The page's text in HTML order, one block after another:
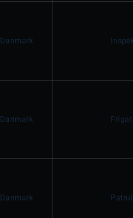
Danmark
Danmark Frigat
Danmark